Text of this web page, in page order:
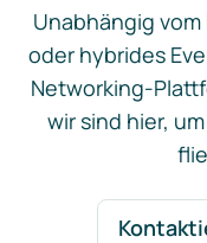
Unabhängig
oder hybrides
Networking-
wir sind hier,